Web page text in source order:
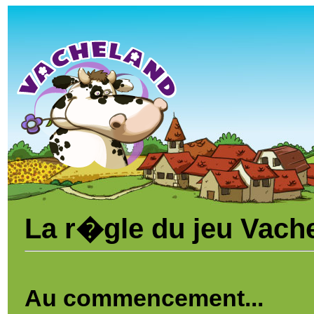
La r�gle du jeu
Au commencement...